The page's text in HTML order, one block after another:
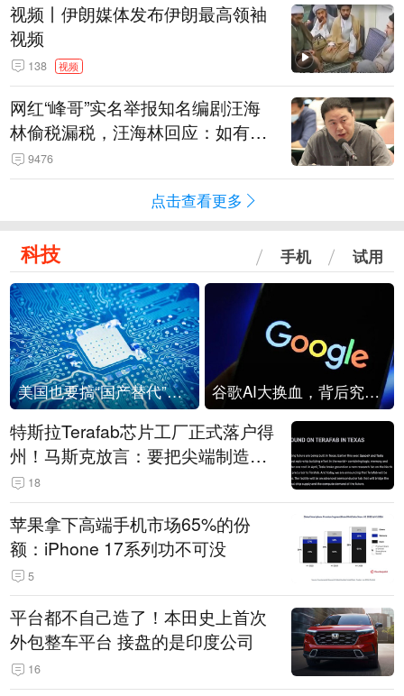
视频丨伊朗媒体发布伊朗最高领袖
视频
138 视频
网红“峰哥”实名举报知名编剧汪海
林偷税漏税，汪海林回应：如有违
法行为，相关机构自会进行评判和
处理
9476
点击查看更多
科技 手机 试用
美国也要搞“国产替代”？先算清三笔账 谷歌AI大换血，背后究竟发生了什么？
特斯拉Terafab芯片工厂正式落户得
州！马斯克放言：要把尖端制造带
回美国
18
苹果拿下高端手机市场65%的份
额：iPhone 17系列功不可没
5
平台都不自己造了！本田史上首次
外包整车平台 接盘的是印度公司
16